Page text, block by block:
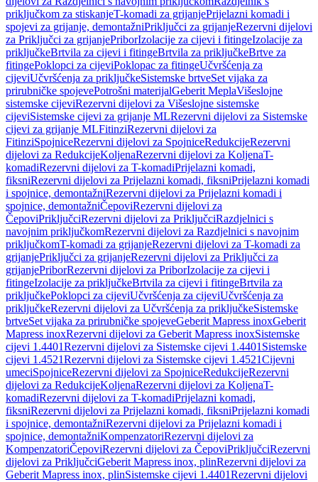
priključkom za stiskanjeT-komadi za grijanjePrijelazni komadi i
spojevi za grijanje, demontažniPriključci za grijanjeRezervni dijelovi
za Priključci za grijanjePriborIzolacije za cijevi i fitingeIzolacije za
priključkeBrtvila za cijevi i fitingeBrtvila za priključkeBrtve za
fitingePoklopci za cijeviPoklopac za fitingeUčvršćenja za
cijeviUčvršćenja za priključkeSistemske brtveSet vijaka za
prirubničke spojevePotrošni materijalGeberit MeplaVišeslojne
sistemske cijeviRezervni dijelovi za Višeslojne sistemske
cijeviSistemske cijevi za grijanje MLRezervni dijelovi za Sistemske
cijevi za grijanje MLFitinziRezervni dijelovi za
FitinziSpojniceRezervni dijelovi za SpojniceRedukcijeRezervni
dijelovi za RedukcijeKoljenaRezervni dijelovi za KoljenaT-
komadiRezervni dijelovi za T-komadiPrijelazni komadi,
fiksniRezervni dijelovi za Prijelazni komadi, fiksniPrijelazni komadi
i spojnice, demontažniRezervni dijelovi za Prijelazni komadi i
spojnice, demontažniČepoviRezervni dijelovi za
ČepoviPriključciRezervni dijelovi za PriključciRazdjelnici s
navojnim priključkomRezervni dijelovi za Razdjelnici s navojnim
priključkomT-komadi za grijanjeRezervni dijelovi za T-komadi za
grijanjePriključci za grijanjeRezervni dijelovi za Priključci za
grijanjePriborRezervni dijelovi za PriborIzolacije za cijevi i
fitingeIzolacije za priključkeBrtvila za cijevi i fitingeBrtvila za
priključkePoklopci za cijeviUčvršćenja za cijeviUčvršćenja za
priključkeRezervni dijelovi za Učvršćenja za priključkeSistemske
brtveSet vijaka za prirubničke spojeveGeberit Mapress inoxGeberit
Mapress inoxRezervni dijelovi za Geberit Mapress inoxSistemske
cijevi 1.4401Rezervni dijelovi za Sistemske cijevi 1.4401 Sistemske
cijevi 1.4521Rezervni dijelovi za Sistemske cijevi 1.4521Cijevni
umeciSpojniceRezervni dijelovi za SpojniceRedukcijeRezervni
dijelovi za RedukcijeKoljenaRezervni dijelovi za KoljenaT-
komadiRezervni dijelovi za T-komadiPrijelazni komadi,
fiksniRezervni dijelovi za Prijelazni komadi, fiksniPrijelazni komadi
i spojnice, demontažniRezervni dijelovi za Prijelazni komadi i
spojnice, demontažniKompenzatoriRezervni dijelovi za
KompenzatoriČepoviRezervni dijelovi za ČepoviPriključciRezervni
dijelovi za PriključciGeberit Mapress inox, plinRezervni dijelovi za
Geberit Mapress inox, plinSistemske cijevi 1.4401Rezervni dijelovi